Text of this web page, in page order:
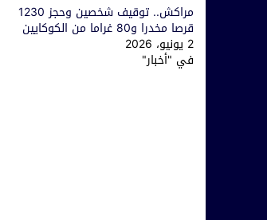
مراكش.. توقيف شخصين وحجز 1230
قرصا مخدرا و80 غراما من الكوكايين
2 يونيو، 2026
في "أخبار"